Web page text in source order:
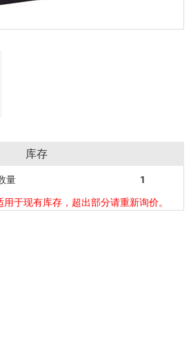
库存
量
1
于现有库存，超出部分请重新询价。